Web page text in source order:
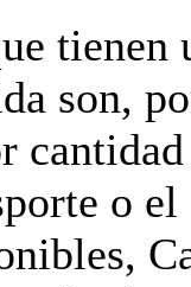
son,
o